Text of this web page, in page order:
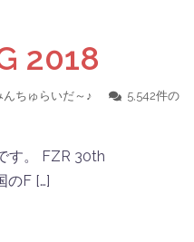
2018
んちゅらいだ～♪
5,542件の
す。 FZR 30th
のF […]